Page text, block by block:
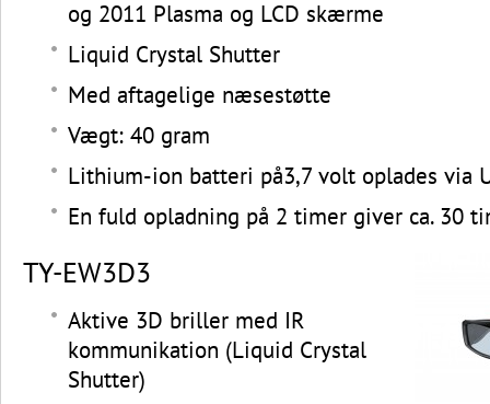
og 2011 Plasma og LCD skærme
Liquid Crystal Shutter
Med aftagelige næsestøtte
Vægt: 40 gram
Lithium-ion batteri på3,7 volt oplades via
En fuld opladning på 2 timer giver ca. 30
TY-EW3D3
Aktive 3D briller med IR
kommunikation (Liquid Crystal
Shutter)